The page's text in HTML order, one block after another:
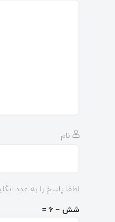
نام
لطفا پاسخ را به عدد
شش − ۶ =